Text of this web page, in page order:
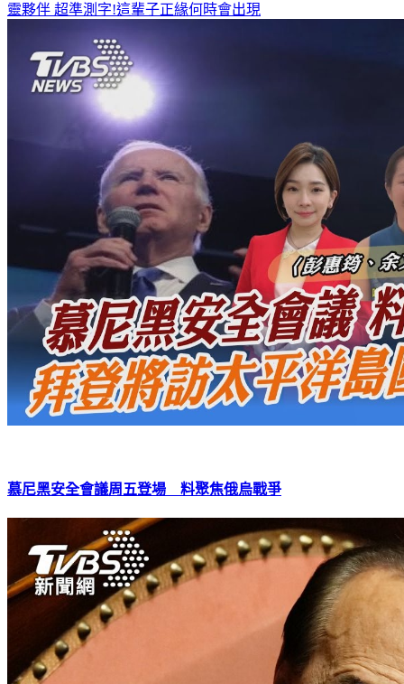
靈夥伴 超準測字!這輩子正緣何時會出現
慕尼黑安全會議周五登場 料聚焦俄烏戰爭